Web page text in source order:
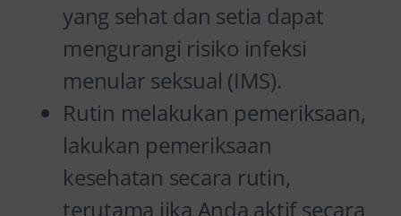
yang sehat dan setia dapat
mengurangi risiko infeksi
menular seksual (IMS).
Rutin melakukan pemeriksaan,
lakukan pemeriksaan
kesehatan secara rutin,
terutama jika Anda aktif secara